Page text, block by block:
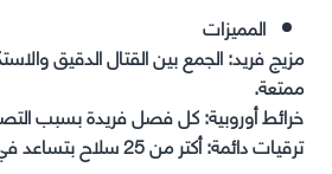
المميزات
مزيج فريد: الجمع بين القتال الدقيق
ممتعة.
خرائط أوروبية: كل فصل فريدة بسبب
ترقيات دائمة: أكتر من 25 سلاح بتساعد في التقدم.